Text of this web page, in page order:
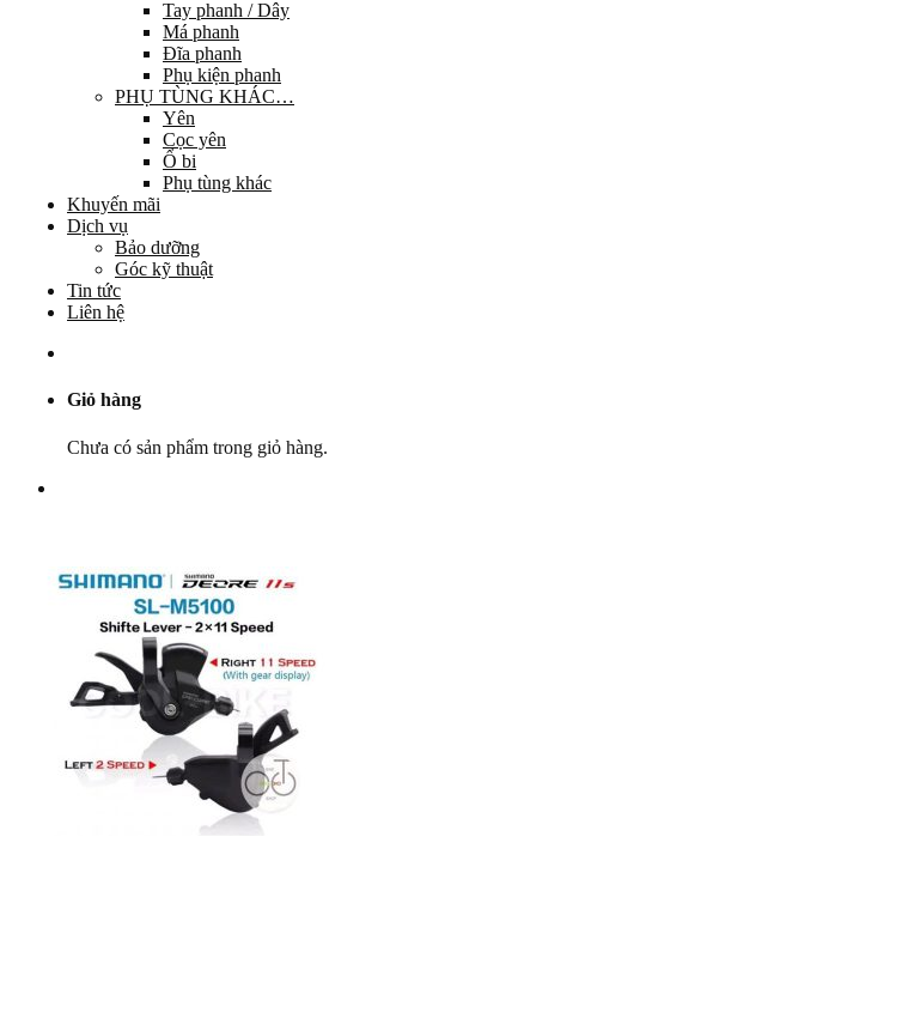
Tay phanh / Dây
Má phanh
Đĩa phanh
Phụ kiện phanh
PHỤ TÙNG KHÁC…
Yên
Cọc yên
Ổ bi
Phụ tùng khác
Khuyến mãi
Dịch vụ
Bảo dưỡng
Góc kỹ thuật
Tin tức
Liên hệ
Giỏ hàng
Chưa có sản phẩm trong giỏ hàng.